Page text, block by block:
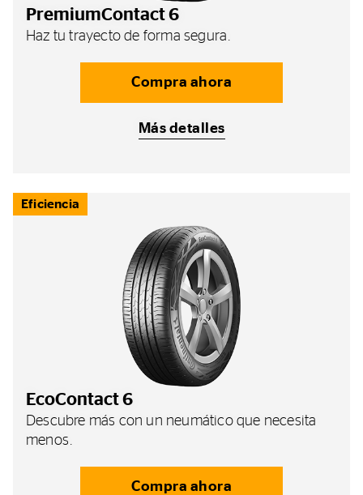
PremiumContact 6
Haz tu trayecto de forma segura.
Compra ahora
Más detalles
Eficiencia
EcoContact 6
Descubre más con un neumático que necesita
menos.
Compra ahora